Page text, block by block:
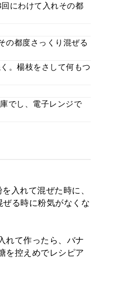
にわけて入れその都
都度さっくり混ぜる
。楊枝をさして何もつ
でし、電子レンジで
入れて混ぜた時に、
る時に粉気がなくな
れて作ったら、バナ
を控えめでレシピア